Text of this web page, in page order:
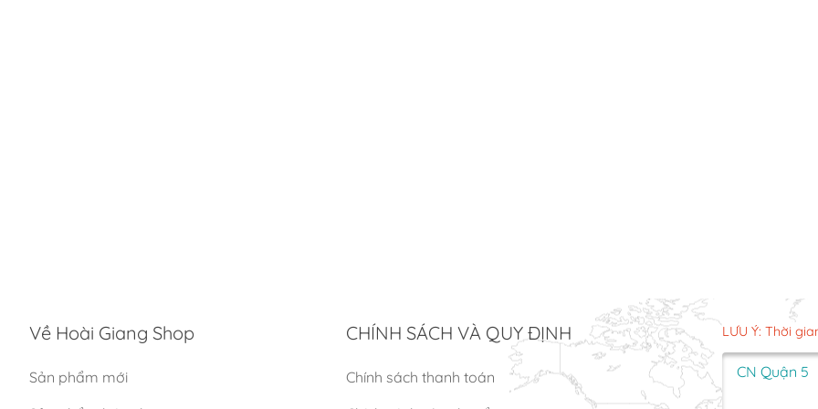
Về Hoài Giang Shop
Sản phẩm mới
CHÍNH SÁCH VÀ QUY ĐỊNH
Chính sách thanh toán
LƯU Ý: Thời
CN Quận 5